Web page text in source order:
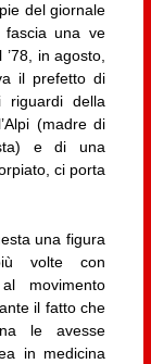
del giornale
una ve
in agosto,
il prefetto di
riguardi della
(madre di
e di una
ci porta
una figura
volte con
movimento
il fatto che
le avesse
in medicina